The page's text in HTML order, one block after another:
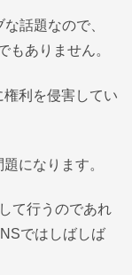
話題なので、
もありません。
利を侵害してい
になります。
て行うのであれ
ではしばしば